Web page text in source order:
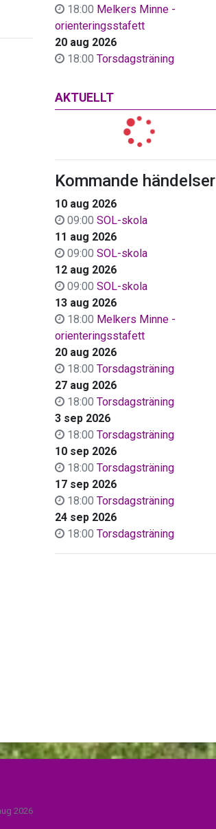
18:00 Melkers Minne -
orienteringsstafett
20 aug 2026
18:00 Torsdagsträning
AKTUELLT
Kommande händelser
10 aug 2026
09:00 SOL-skola
11 aug 2026
09:00 SOL-skola
12 aug 2026
09:00 SOL-skola
13 aug 2026
18:00 Melkers Minne -
orienteringsstafett
20 aug 2026
18:00 Torsdagsträning
27 aug 2026
18:00 Torsdagsträning
3 sep 2026
18:00 Torsdagsträning
10 sep 2026
18:00 Torsdagsträning
17 sep 2026
18:00 Torsdagsträning
24 sep 2026
18:00 Torsdagsträning
2026